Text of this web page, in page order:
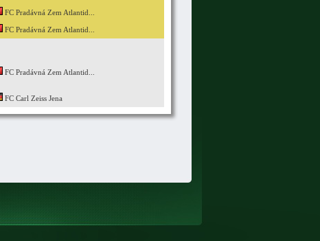
FC Pradávná Zem Atlantid...
FC Pradávná Zem Atlantid...
FC Pradávná Zem Atlantid...
FC Carl Zeiss Jena